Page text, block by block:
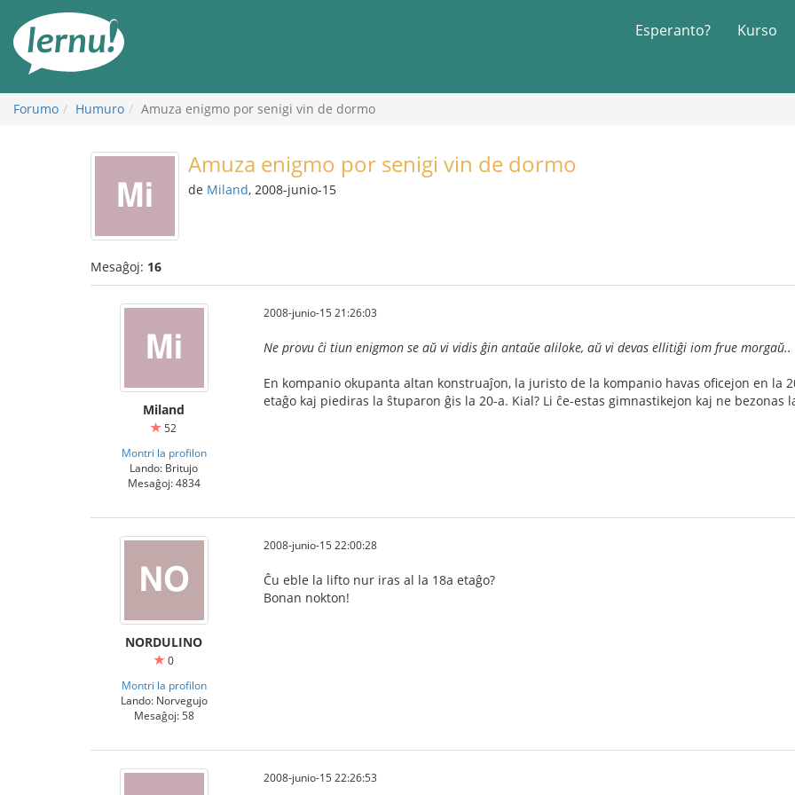
enhavo
Esperanto? Kurso
Forumo Humuro Amuza enigmo por senigi vin de dormo
Amuza enigmo por senigi vin de dormo
de Miland, 2008-junio-15
Mesaĝoj: 16
Miland
52
Montri la profilon
Lando: Britujo
Mesaĝoj: 4834
2008-junio-15 21:26:03
Ne provu ĉi tiun enigmon se aŭ vi vidis ĝin antaŭe aliloke, aŭ vi devas ellitiĝi iom frue morgaŭ..
En kompanio okupanta altan konstruaĵon, la juristo de la kompanio havas oficejon en la
etaĝo kaj piediras la ŝtuparon ĝis la 20-a. Kial? Li ĉe-estas gimnastikejon kaj ne bezonas
NORDULINO
0
Montri la profilon
Lando: Norvegujo
Mesaĝoj: 58
2008-junio-15 22:00:28
Ĉu eble la lifto nur iras al la 18a etaĝo?
Bonan nokton!
2008-junio-15 22:26:53